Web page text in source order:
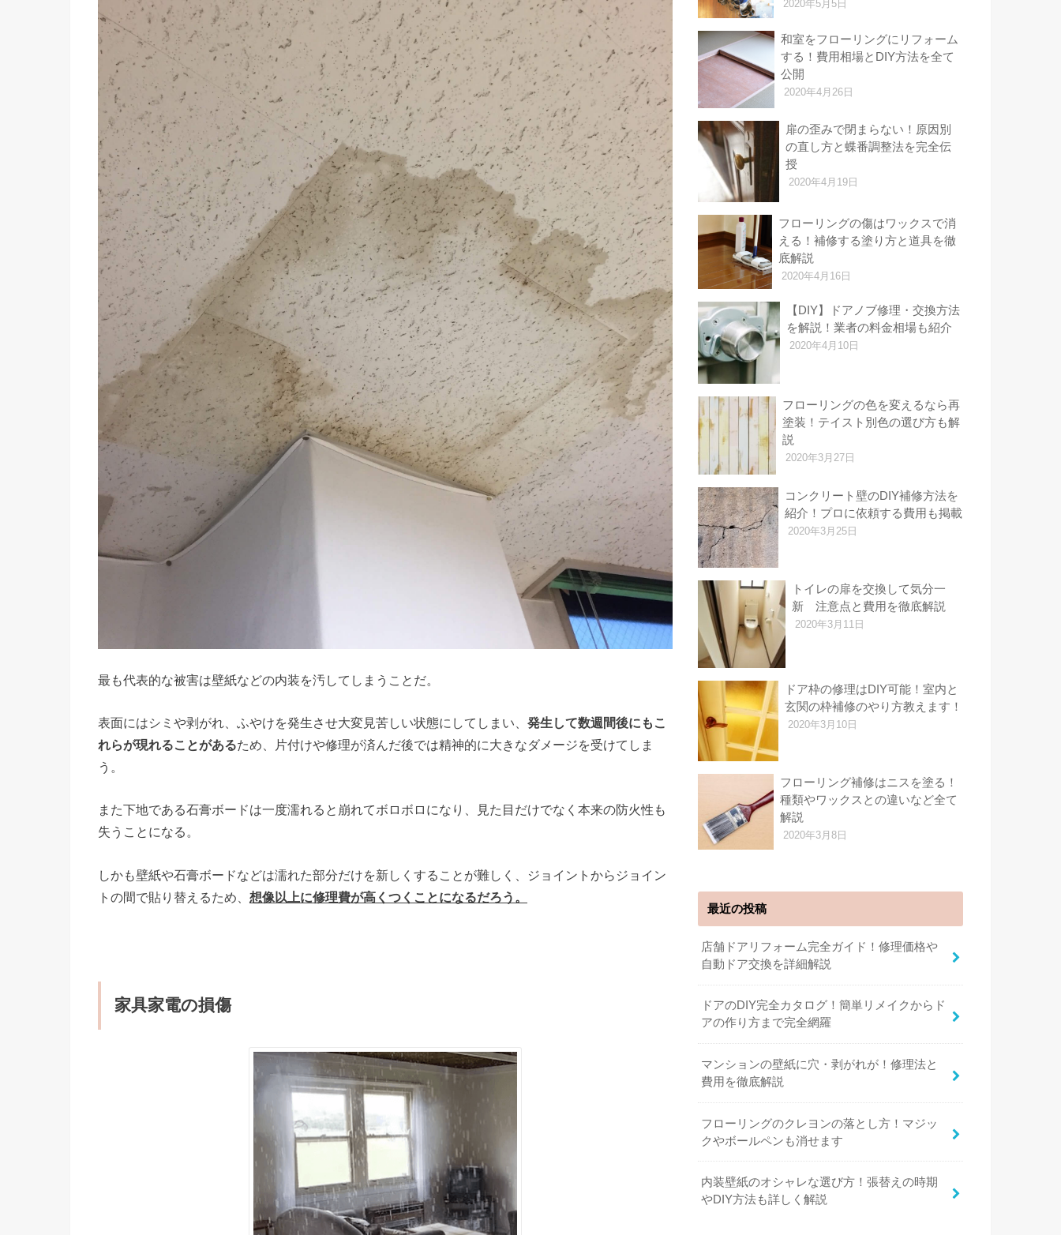
最も代表的な被害は壁紙などの内装を汚してしまうことだ。
表面にはシミや剥がれ、ふやけを発生させ大変見苦しい状態にしてしまい、 発生して数週間後にもこ
れらが現れることがあるため、片付けや修理が済んだ後では精神的に大きなダメージを受けてしま
う。
また下地である石膏ボードは一度濡れると崩れてボロボロになり、見た目だけでなく本来の防火性も
失うことになる。
しかも壁紙や石膏ボードなどは濡れた部分だけを新しくすることが難しく、ジョイントからジョイン
トの間で貼り替えるため、 想像以上に修理費が高くつくことになるだろう。
家具家電の損傷
2020年5月5日
和室をフローリングにリフォーム
する！費用相場とDIY方法を全て
公開
2020年4月26日
扉の歪みで閉まらない！原因別
の直し方と蝶番調整法を完全伝
授
2020年4月19日
フローリングの傷はワックスで消
える！補修する塗り方と道具を徹
底解説
2020年4月16日
【DIY】ドアノブ修理・交換方法
を解説！業者の料金相場も紹介
2020年4月10日
フローリングの色を変えるなら再
塗装！テイスト別色の選び方も解
説
2020年3月27日
コンクリート壁のDIY補修方法を
紹介！プロに依頼する費用も掲載
2020年3月25日
トイレの扉を交換して気分一
新 注意点と費用を徹底解説
2020年3月11日
ドア枠の修理はDIY可能！室内と
玄関の枠補修のやり方教えます！
2020年3月10日
フローリング補修はニスを塗る！
種類やワックスとの違いなど全て
解説
2020年3月8日
最近の投稿
店舗ドアリフォーム完全ガイド！修理価格や
自動ドア交換を詳細解説
ドアのDIY完全カタログ！簡単リメイクからド
アの作り方まで完全網羅
マンションの壁紙に穴・剥がれが！修理法と
費用を徹底解説
フローリングのクレヨンの落とし方！マジッ
クやボールペンも消せます
内装壁紙のオシャレな選び方！張替えの時期
やDIY方法も詳しく解説